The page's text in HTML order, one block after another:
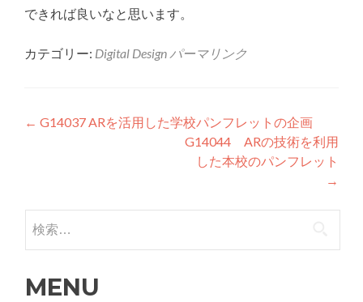
できれば良いなと思います。
カテゴリー: Digital Design パーマリンク
投稿ナビゲーション
← G14037 ARを活用した学校パンフレットの企画
G14044 ARの技術を利用
した本校のパンフレット
→
検索:
MENU